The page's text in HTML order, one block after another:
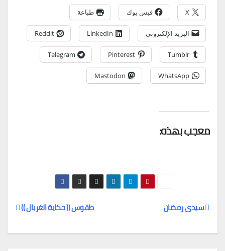
X فيس بوك طباعة
البريد الإلكتروني LinkedIn
Reddit
Tumblr
Pinterest
Telegram
WhatsApp
Mastodon
معجب بهذه:
تصفّح
طقوس (( حكاية الغربال )) سيدى رمضان